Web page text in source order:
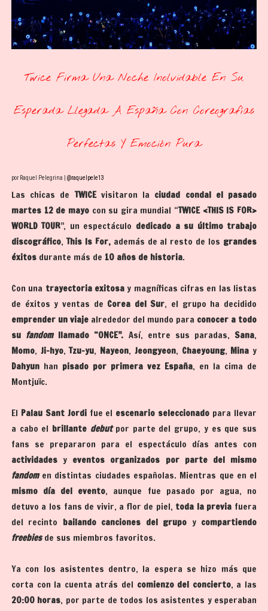
Twice Firma Una Noche Inolvidable En Su
Esperada Llegada A España Con Coreografías
Perfectas Y Emoción Pura
por Raquel Pelegrina | @raquelpele13
Las chicas deTWICE visitaron la ciudad condal el pasado
martes 12 de mayocon su gira mundial “TWICE <THIS IS FOR>
WORLD TOUR”, un espectáculo dedicado a su último trabajo
discográfico,This Is For,además de al resto de los grandes
éxitosdurante más de 10 años de historia.
Con una trayectoria exitosay magníficas cifras en las listas
de éxitos y ventas de Corea del Sur, el grupo ha decidido
emprender un viajealrededor del mundo para conocer a todo
su fandomllamado “ONCE”. Así, entre sus paradas,Sana,
Momo, Ji-hyo,Tzu-yu, Nayeon, Jeongyeon, Chaeyoung, Mina y
Dahyun han pisado por primera vez España, en la cima de
Montjuïc.
El Palau Sant Jordifue el escenario seleccionado para llevar
a cabo el brillante debut por parte del grupo, y es que sus
fans se prepararon para el espectáculo días antes con
actividades y eventos organizados por parte del mismo
fandom en distintas ciudades españolas. Mientras que en el
mismo día del evento, aunque fue pasado por agua, no
detuvo a los fans de vivir, a flor de piel, toda la previa fuera
del recinto bailando canciones del grupo y compartiendo
freebies de sus miembros favoritos.
Ya con los asistentes dentro, la espera se hizo más que
corta con la cuenta atrás del comienzo del concierto, a las
20:00 horas, por parte de todos los asistentes y esperaban